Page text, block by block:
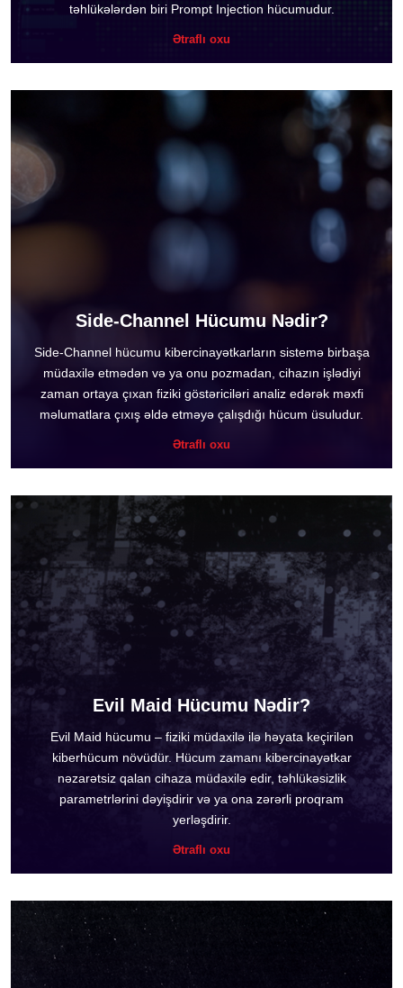
təhlükələrdən biri Prompt Injection hücumudur.
Ətraflı oxu
Side-Channel Hücumu Nədir?
Side-Channel hücumu kibercinayətkarların sistemə birbaşa
müdaxilə etmədən və ya onu pozmadan, cihazın işlədiyi
zaman ortaya çıxan fiziki göstəriciləri analiz edərək məxfi
məlumatlara çıxış əldə etməyə çalışdığı hücum üsuludur.
Ətraflı oxu
Evil Maid Hücumu Nədir?
Evil Maid hücumu – fiziki müdaxilə ilə həyata keçirilən
kiberhücum növüdür. Hücum zamanı kibercinayətkar
nəzarətsiz qalan cihaza müdaxilə edir, təhlükəsizlik
parametrlərini dəyişdirir və ya ona zərərli proqram
yerləşdirir.
Ətraflı oxu